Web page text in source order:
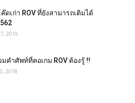
ดเก่า ROV ที่ยังสามารถเติมได้
2019
มคำศัพท์ที่คอเกม ROV ต้องรู้ !!
2018